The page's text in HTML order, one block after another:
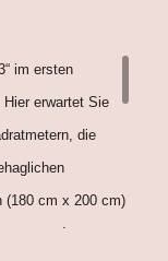
im ersten
erwartet Sie
die
(180 cm x 200 cm)
Im